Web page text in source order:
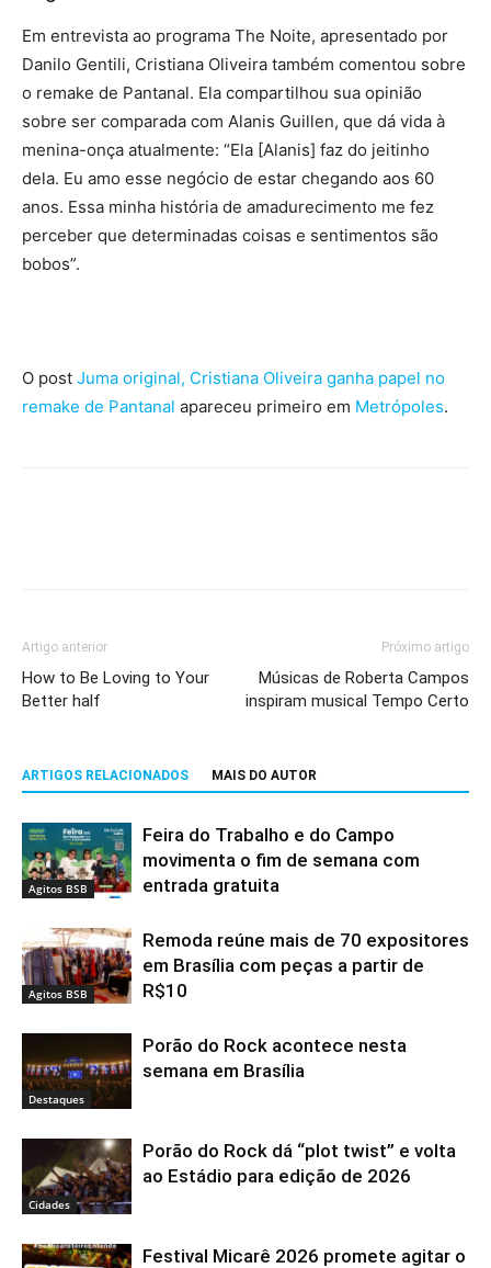
Em entrevista ao programa The Noite, apresentado por
Danilo Gentili, Cristiana Oliveira também comentou sobre
o remake de Pantanal. Ela compartilhou sua opinião
sobre ser comparada com Alanis Guillen, que dá vida à
menina-onça atualmente: “Ela [Alanis] faz do jeitinho
dela. Eu amo esse negócio de estar chegando aos 60
anos. Essa minha história de amadurecimento me fez
perceber que determinadas coisas e sentimentos são
bobos”.
O post Juma original, Cristiana Oliveira ganha papel no
remake de Pantanal apareceu primeiro em Metrópoles.
Artigo anterior
How to Be Loving to Your
Better half
Próximo artigo
Músicas de Roberta Campos
inspiram musical Tempo Certo
ARTIGOS RELACIONADOS MAIS DO AUTOR
Agitos BSB
Feira do Trabalho e do Campo
movimenta o fim de semana com
entrada gratuita
Agitos BSB
Remoda reúne mais de 70 expositores
em Brasília com peças a partir de
R$10
Destaques
Porão do Rock acontece nesta
semana em Brasília
Cidades
Porão do Rock dá “plot twist” e volta
ao Estádio para edição de 2026
Festival Micarê 2026 promete agitar o